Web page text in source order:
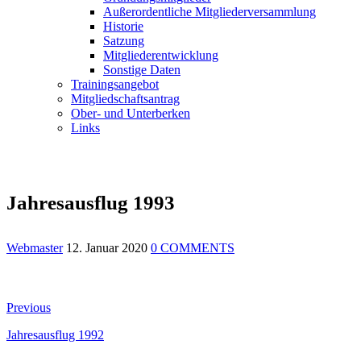
Außerordentliche Mitgliederversammlung
Historie
Satzung
Mitgliederentwicklung
Sonstige Daten
Trainingsangebot
Mitgliedschaftsantrag
Ober- und Unterberken
Links
Jahresausflug 1993
Webmaster 12. Januar 2020 0 COMMENTS
Beitragsnavigation
PreviousPrevious
Jahresausflug 1992